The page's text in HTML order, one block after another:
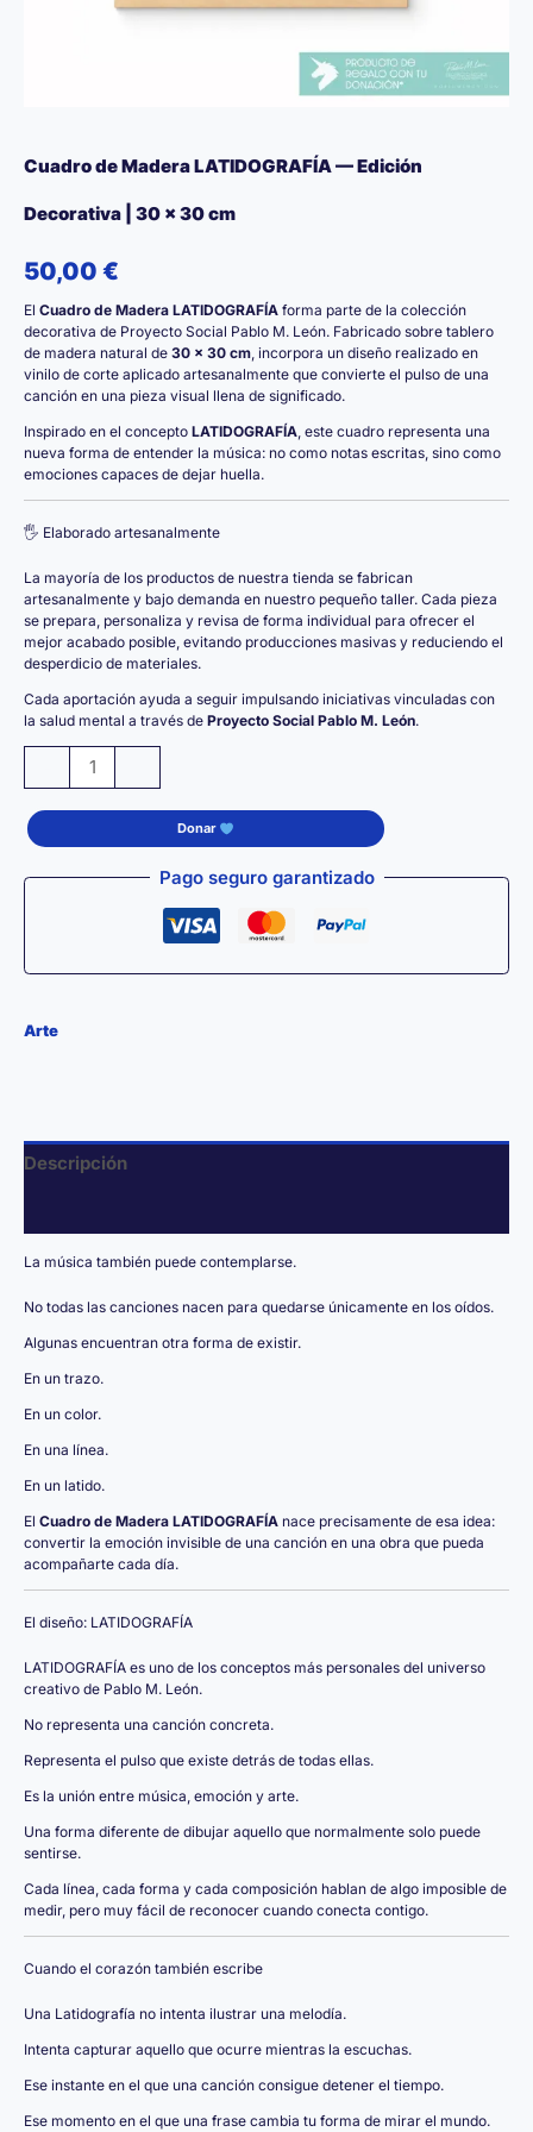
Cuadro de Madera LATIDOGRAFÍA — Edición
Decorativa | 30 × 30 cm
50,00 €
El Cuadro de Madera LATIDOGRAFÍA forma parte de la colección
decorativa de Proyecto Social Pablo M. León. Fabricado sobre tablero
de madera natural de 30 × 30 cm , incorpora un diseño realizado en
vinilo de corte aplicado artesanalmente que convierte el pulso de una
canción en una pieza visual llena de significado.
Inspirado en el concepto LATIDOGRAFÍA , este cuadro representa una
nueva forma de entender la música: no como notas escritas, sino como
emociones capaces de dejar huella.
🖐️ Elaborado artesanalmente
La mayoría de los productos de nuestra tienda se fabrican
artesanalmente y bajo demanda en nuestro pequeño taller. Cada pieza
se prepara, personaliza y revisa de forma individual para ofrecer el
mejor acabado posible, evitando producciones masivas y reduciendo el
desperdicio de materiales.
Cada aportación ayuda a seguir impulsando iniciativas vinculadas con
la salud mental a través de Proyecto Social Pablo M. León.
de
Madera
LATIDOGRAFÍA
—
30
Donar
Pago seguro garantizado
Arte
Descripción
La música también puede contemplarse.
No todas las canciones nacen para quedarse únicamente en los oídos.
Algunas encuentran otra forma de existir.
En un trazo.
En un color.
En una línea.
En un latido.
El Cuadro de Madera LATIDOGRAFÍA nace precisamente de esa idea:
convertir la emoción invisible de una canción en una obra que pueda
acompañarte cada día.
El diseño: LATIDOGRAFÍA
LATIDOGRAFÍA es uno de los conceptos más personales del universo
creativo de Pablo M. León.
No representa una canción concreta.
Representa el pulso que existe detrás de todas ellas.
Es la unión entre música, emoción y arte.
Una forma diferente de dibujar aquello que normalmente solo puede
sentirse.
Cada línea, cada forma y cada composición hablan de algo imposible de
medir, pero muy fácil de reconocer cuando conecta contigo.
Cuando el corazón también escribe
Una Latidografía no intenta ilustrar una melodía.
Intenta capturar aquello que ocurre mientras la escuchas.
Ese instante en el que una canción consigue detener el tiempo.
Ese momento en el que una frase cambia tu forma de mirar el mundo.